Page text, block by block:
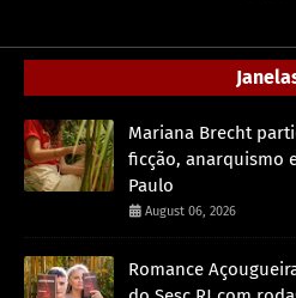
Mariana Brecht
ficção, anarquismo
Paulo
August 06, 2026
Romance